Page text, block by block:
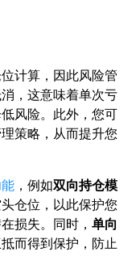
计算，因此风险管
，这意味着单次亏
风险。此外，您可
策略，从而提升您
，例如双向持仓模
仓位，以此保护您
损失。同时， 单向
而得到保护，防止